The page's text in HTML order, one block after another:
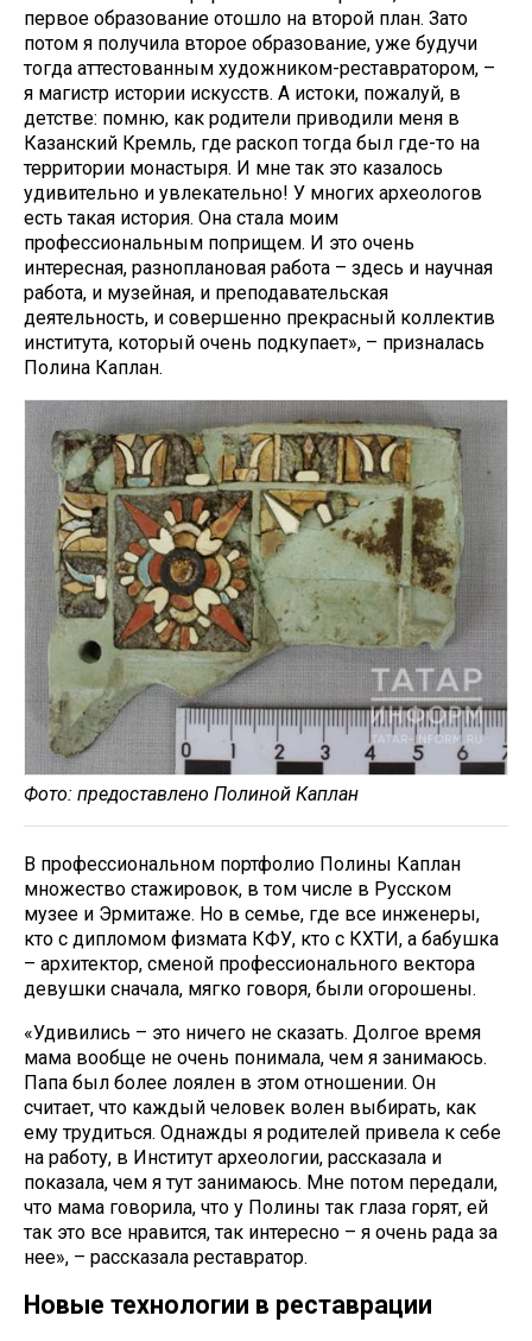
первое образование отошло на второй план. Зато
потом я получила второе образование, уже будучи
тогда аттестованным художником-реставратором, –
я магистр истории искусств. А истоки, пожалуй, в
детстве: помню, как родители приводили меня в
Казанский Кремль, где раскоп тогда был где-то на
территории монастыря. И мне так это казалось
удивительно и увлекательно! У многих археологов
есть такая история. Она стала моим
профессиональным поприщем. И это очень
интересная, разноплановая работа – здесь и научная
работа, и музейная, и преподавательская
деятельность, и совершенно прекрасный коллектив
института, который очень подкупает», – призналась
Полина Каплан.
Фото: предоставлено Полиной Каплан
В профессиональном портфолио Полины Каплан
множество стажировок, в том числе в Русском
музее и Эрмитаже. Но в семье, где все инженеры,
кто с дипломом физмата КФУ, кто с КХТИ, а бабушка
– архитектор, сменой профессионального вектора
девушки сначала, мягко говоря, были огорошены.
«Удивились – это ничего не сказать. Долгое время
мама вообще не очень понимала, чем я занимаюсь.
Папа был более лоялен в этом отношении. Он
считает, что каждый человек волен выбирать, как
ему трудиться. Однажды я родителей привела к себе
на работу, в Институт археологии, рассказала и
показала, чем я тут занимаюсь. Мне потом передали,
что мама говорила, что у Полины так глаза горят, ей
так это все нравится, так интересно – я очень рада за
нее», – рассказала реставратор.
Новые технологии в реставрации